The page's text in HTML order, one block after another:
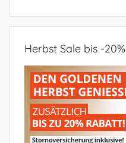
Herbst Sale bis -20%